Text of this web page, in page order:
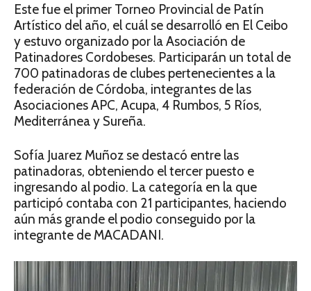
Este fue el primer Torneo Provincial de Patín
Artístico del año, el cuál se desarrolló en El Ceibo
y estuvo organizado por la Asociación de
Patinadores Cordobeses. Participarán un total de
700 patinadoras de clubes pertenecientes a la
federación de Córdoba, integrantes de las
Asociaciones APC, Acupa, 4 Rumbos, 5 Ríos,
Mediterránea y Sureña.
Sofía Juarez Muñoz se destacó entre las
patinadoras, obteniendo el tercer puesto e
ingresando al podio. La categoría en la que
participó contaba con 21 participantes, haciendo
aún más grande el podio conseguido por la
integrante de MACADANI.